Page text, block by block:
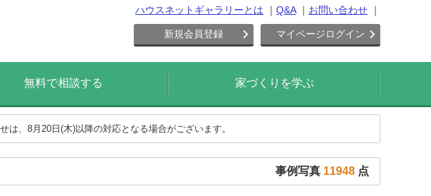
ハウスネットギャラリーとは Q&A お問い合わせ
新規会員登録 マイページログイン
無料で相談する 家づくりを学ぶ
は、8月20日(木)以降の対応となる場合がございます。
事例写真 11948 点